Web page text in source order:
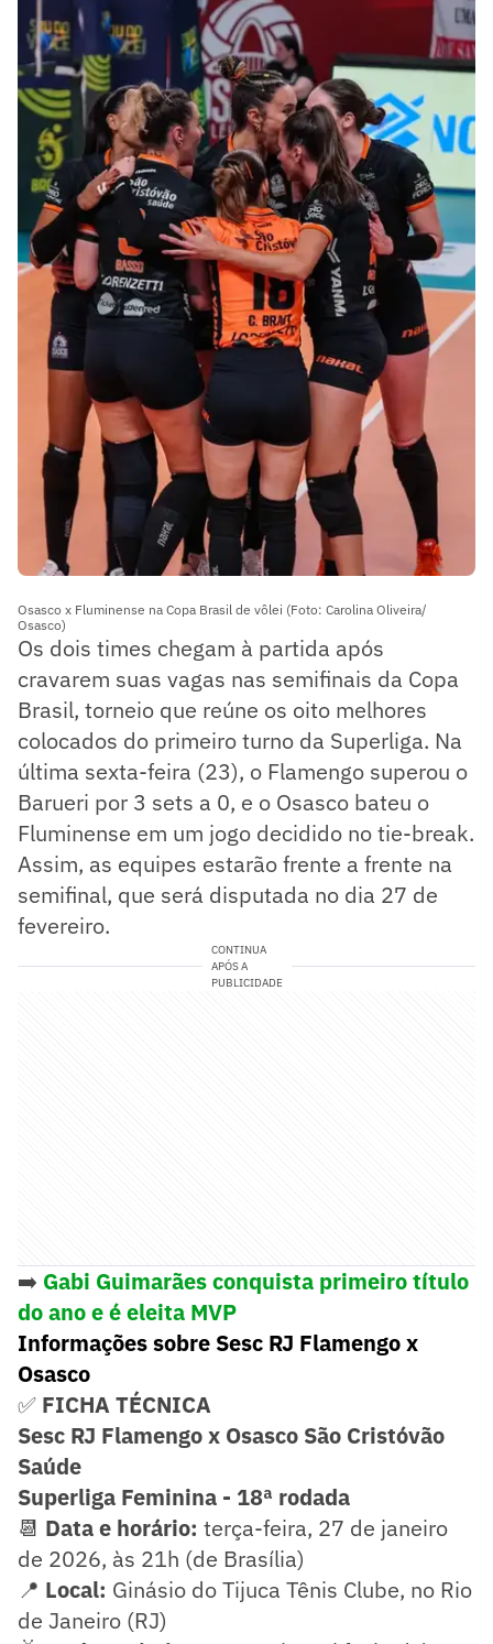
Osasco x Fluminense na Copa Brasil de vôlei (Foto: Carolina Oliveira/
Osasco)
Os dois times chegam à partida após
cravarem suas vagas nas semifinais da Copa
Brasil, torneio que reúne os oito melhores
colocados do primeiro turno da Superliga. Na
última sexta-feira (23), o Flamengo superou o
Barueri por 3 sets a 0, e o Osasco bateu o
Fluminense em um jogo decidido no tie-break.
Assim, as equipes estarão frente a frente na
semifinal, que será disputada no dia 27 de
fevereiro.
CONTINUA
APÓS A
PUBLICIDADE
➡️ Gabi Guimarães conquista primeiro título
do ano e é eleita MVP
Informações sobre Sesc RJ Flamengo x
Osasco
✅ FICHA TÉCNICA
Sesc RJ Flamengo x Osasco São Cristóvão
Saúde
Superliga Feminina - 18ª rodada
📆 Data e horário: terça-feira, 27 de janeiro
de 2026, às 21h (de Brasília)
📍 Local: Ginásio do Tijuca Tênis Clube, no Rio
de Janeiro (RJ)